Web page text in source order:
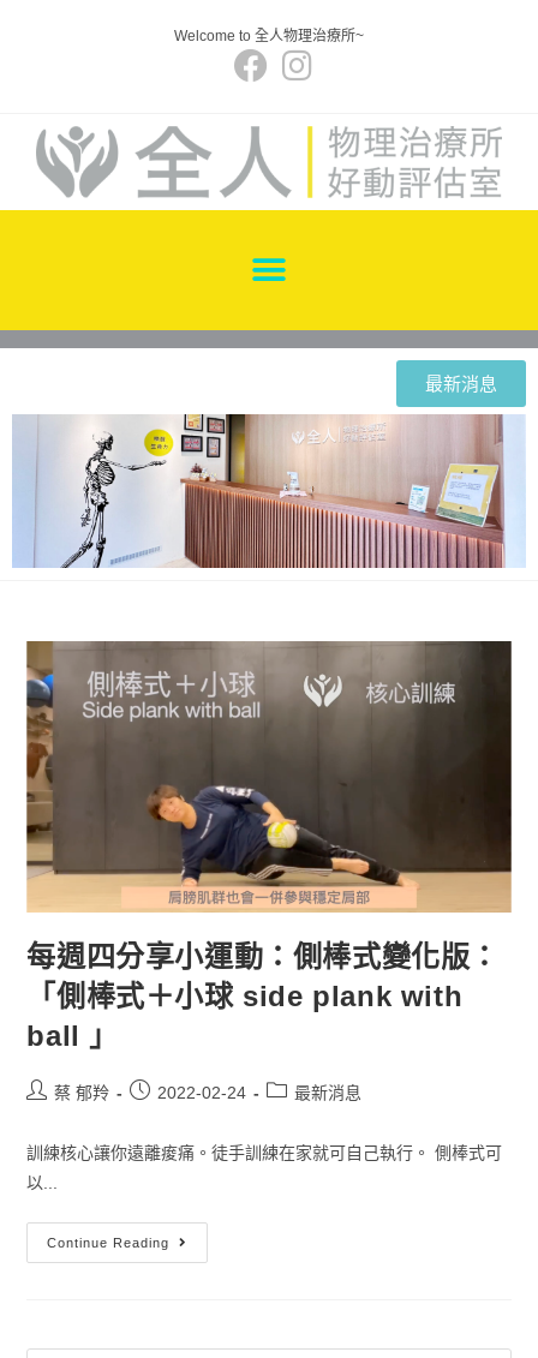
Welcome to 全人物理治療所~
最新消息
每週四分享小運動：側棒式變化版：
「側棒式＋小球 side plank with
ball 」
蔡 郁羚 2022-02-24 最新消息
訓練核心讓你遠離痠痛。徒手訓練在家就可自己執行。 側棒式可
以...
Continue Reading